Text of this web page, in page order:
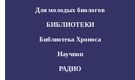
Для молодых биологов
БИБЛИОТЕКИ
Библиотека Хроноса
Научпоп
РАДИО